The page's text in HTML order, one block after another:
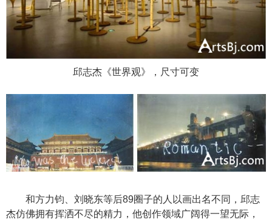
邱志杰《世界观》，尺寸可变
和方力钧、刘晓东等后89圈子的人以画出名不同，邱志
杰仿佛拥有挥洒不尽的精力，他创作领域广阔得一望无际，